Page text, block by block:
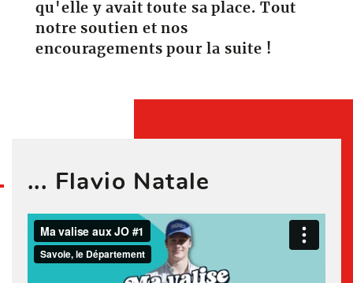
qu'elle y avait toute sa place. Tout
notre soutien et nos
encouragements pour la suite !
... Flavio Natale